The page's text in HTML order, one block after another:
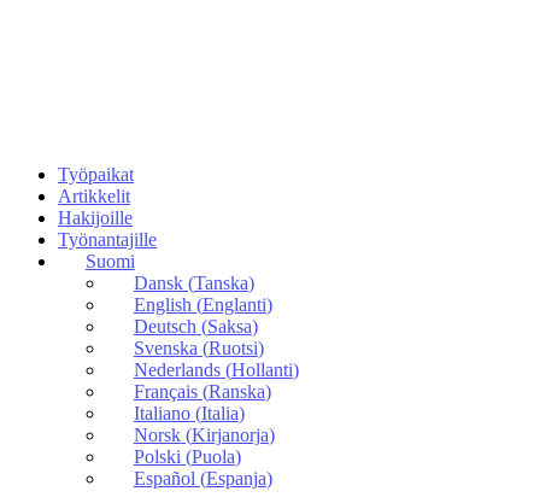
Työpaikat
Artikkelit
Hakijoille
Työnantajille
Suomi
Dansk(Tanska)
English (Englanti)
Deutsch (Saksa)
Svenska (Ruotsi)
Nederlands(Hollanti)
Français(Ranska)
Italiano(Italia)
Norsk(Kirjanorja)
Polski (Puola)
Español (Espanja)